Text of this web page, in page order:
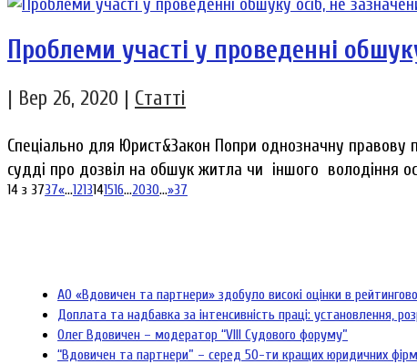
Проблеми участі у проведенні
| Вер 26, 2020 | Статті
Спеціально для Юрист&Закон Попри однозначну
судді про дозвіл на обшук житла чи іншого володіння
14 з 3737«...1213141516...2030...»37
АО «Вдовичен та партнери» здобуло високі оцінки в
Доплата та надбавка за інтенсивність праці: установлення,
Олег Вдовичен – модератор “VIII Судового форуму”
“Вдовичен та партнери” – серед 50-ти кращих юридичних